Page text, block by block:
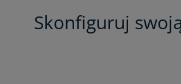
Skonfiguruj